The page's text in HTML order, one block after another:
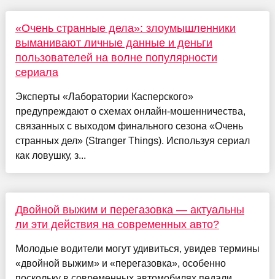
«Очень странные дела»: злоумышленники
выманивают личные данные и деньги
пользователей на волне популярности
сериала
Эксперты «Лаборатории Касперского»
предупреждают о схемах онлайн-мошенничества,
связанных с выходом финального сезона «Очень
странных дел» (Stranger Things). Используя сериал
как ловушку, з...
Двойной выжим и перегазовка — актуальны
ли эти действия на современных авто?
Молодые водители могут удивиться, увидев термины
«двойной выжим» и «перегазовка», особенно